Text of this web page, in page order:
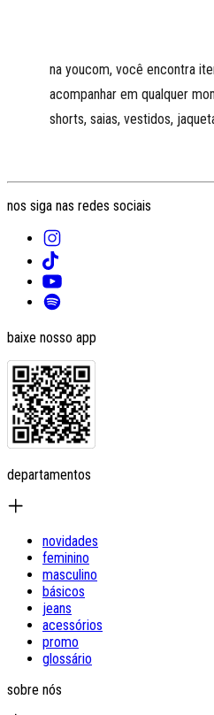
na youcom, você encontra
acompanhar em qualquer
shorts, saias, vestidos,
nos siga nas redes sociais
baixe nosso app
departamentos
novidades
feminino
masculino
básicos
jeans
acessórios
promo
glossário
sobre nós